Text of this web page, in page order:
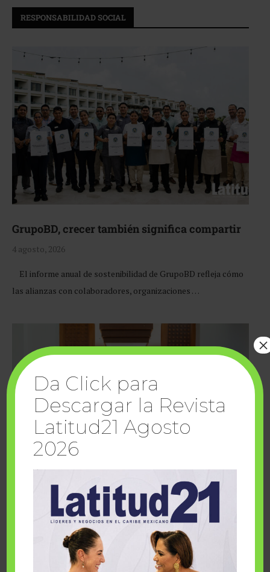
RESPONSABILIDAD SOCIAL
GrupoBD, crecer también significa compartir
4 agosto, 2026
El informe anual de sostenibilidad de GrupoBD refleja cómo
las alianzas con colaboradores, organizaciones …
Cuando la solidaridad inspira; cumplen
sueños Fairmont Mayakoba y Make-A-Wish
Da Click para
Descargar la Revista
Latitud21 Agosto
2026
×